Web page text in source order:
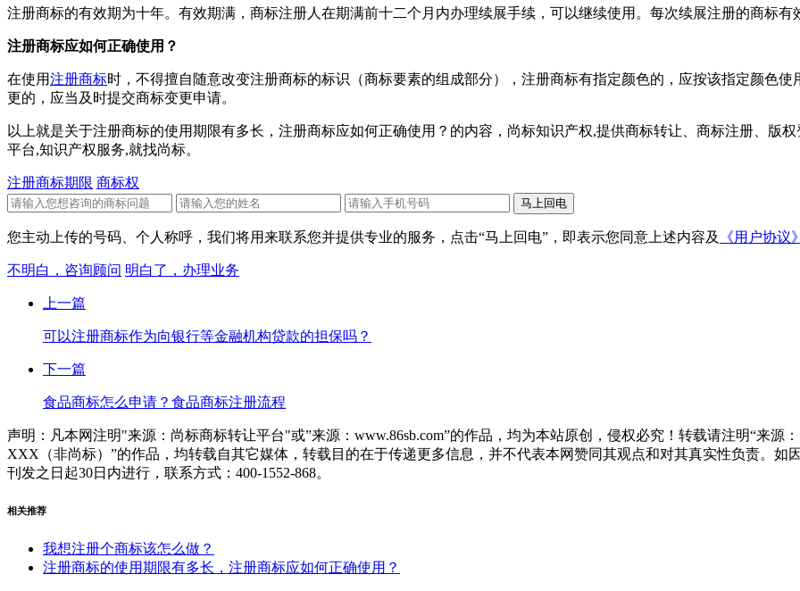
注册商标的有效期为十年。有效期满，商标注册人在期满前十二个月内办理续展手续，可以继续使用。每次续展注册的商标
注册商标应如何正确使用？
在使用注册商标时，不得擅自随意改变注册商标的标识（商标要素的组成部分），注册商标有指定颜色的，应按该指定颜色
更的，应当及时提交商标变更申请。
以上就是关于注册商标的使用期限有多长，注册商标应如何正确使用？的内容，尚标知识产权,提供商标转让、商标注册、版
平台,知识产权服务,就找尚标。
注册商标期限 商标权
您主动上传的号码、个人称呼，我们将用来联系您并提供专业的服务，点击“马上回电”，即表示您同意上述内容及 《用户协议
不明白，咨询顾问 明白了，办理业务
上一篇
可以注册商标作为向银行等金融机构贷款的担保吗？
下一篇
食品商标怎么申请？食品商标注册流程
声明：凡本网注明"来源：尚标商标转让平台"或”来源：www.86sb.com”的作品，均为本站原创，侵权必究！转载请注明“来源
XXX（非尚标）”的作品，均转载自其它媒体，转载目的在于传递更多信息，并不代表本网赞同其观点和对其真实性负责。
刊发之日起30日内进行，联系方式：400-1552-868。
相关推荐
我想注册个商标该怎么做？
注册商标的使用期限有多长，注册商标应如何正确使用？